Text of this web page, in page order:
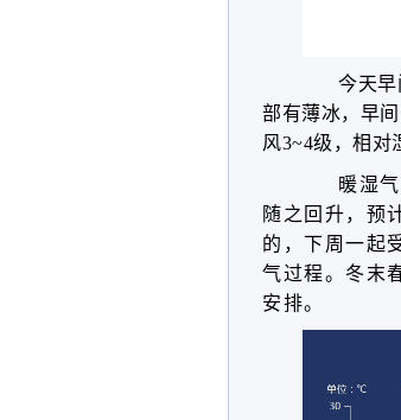
今天
部有薄冰，早
风3~4级，相对
暖湿
随之回升，预
的，下周一起
气过程。冬末
安排。